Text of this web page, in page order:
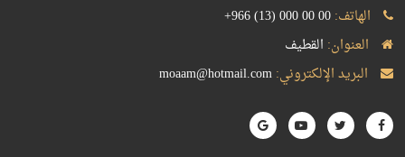
الهاتف:+966 (13) 000 00 00
العنوان: القطيف
البريد الإلكتروني:moaam@hotmail.com